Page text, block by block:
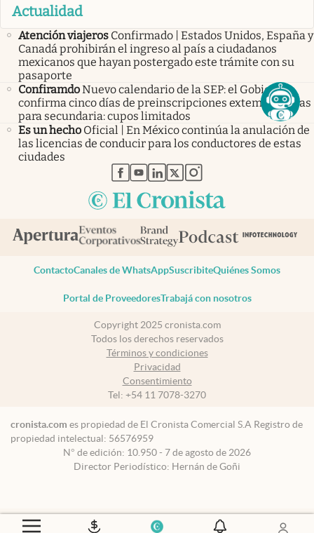
Actualidad
Atención viajeros Confirmado | Estados Unidos, España y
Canadá prohibirán el ingreso al país a ciudadanos
mexicanos que hayan postergado este trámite con su
pasaporte
ConfiramdoNuevo calendario de la SEP: el Gobierno
confirma cinco días de preinscripciones extemporáneas
para secundaria: cupos limitados
Es un hecho Oficial | En México continúa la anulación de
las licencias de conducir para los conductores de estas
ciudades
abre en nueva pestaña
abre en nueva pestaña
abre en nueva pestaña
abre en nueva pestaña
abre en nueva pestaña
ContactoCanales de WhatsAppSuscribiteQuiénes Somos
Portal de ProveedoresTrabajá con nosotros
Copyright 2025 cronista.com
Todos los derechos reservados
Términos y condiciones
Privacidad
Consentimiento
Tel: +54 11 7078-3270
cronista.com es propiedad de El Cronista Comercial S.A Registro de
propiedad intelectual: 56576959
N° de edición: 10.950 - 7 de agosto de 2026
Director Periodístico: Hernán de Goñi